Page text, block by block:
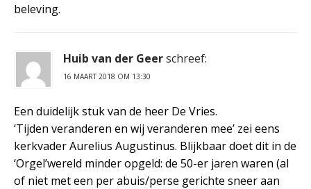
beleving.
Huib van der Geerschreef:
16 MAART 2018 OM 13:30
Een duidelijk stuk van de heer De Vries.
‘Tijden veranderen en wij veranderen mee’ zei eens
kerkvader Aurelius Augustinus. Blijkbaar doet dit in de
‘Orgel’wereld minder opgeld: de 50-er jaren waren (al
of niet met een per abuis/perse gerichte sneer aan